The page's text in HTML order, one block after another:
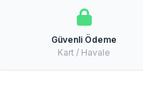
Güvenli Ödeme
Kart / Havale